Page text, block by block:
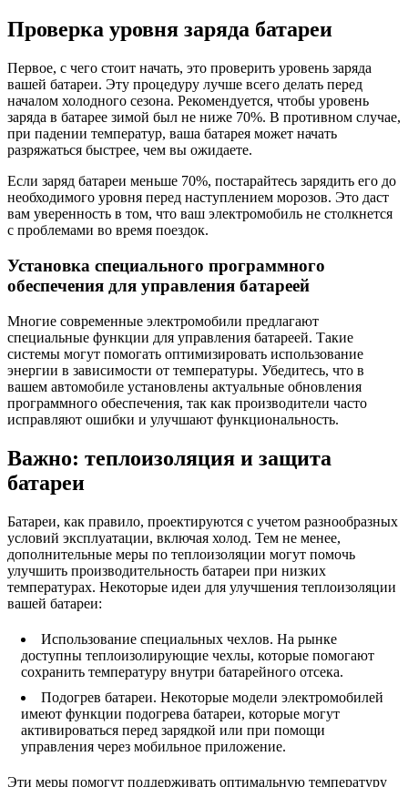
Проверка уровня заряда батареи
Первое, с чего стоит начать, это проверить уровень заряда
вашей батареи. Эту процедуру лучше всего делать перед
началом холодного сезона. Рекомендуется, чтобы уровень
заряда в батарее зимой был не ниже 70%. В противном случае,
при падении температур, ваша батарея может начать
разряжаться быстрее, чем вы ожидаете.
Если заряд батареи меньше 70%, постарайтесь зарядить его до
необходимого уровня перед наступлением морозов. Это даст
вам уверенность в том, что ваш электромобиль не столкнется
с проблемами во время поездок.
Установка специального программного
обеспечения для управления батареей
Многие современные электромобили предлагают
специальные функции для управления батареей. Такие
системы могут помогать оптимизировать использование
энергии в зависимости от температуры. Убедитесь, что в
вашем автомобиле установлены актуальные обновления
программного обеспечения, так как производители часто
исправляют ошибки и улучшают функциональность.
Важно: теплоизоляция и защита
батареи
Батареи, как правило, проектируются с учетом разнообразных
условий эксплуатации, включая холод. Тем не менее,
дополнительные меры по теплоизоляции могут помочь
улучшить производительность батареи при низких
температурах. Некоторые идеи для улучшения теплоизоляции
вашей батареи:
Использование специальных чехлов. На рынке
доступны теплоизолирующие чехлы, которые помогают
сохранить температуру внутри батарейного отсека.
Подогрев батареи. Некоторые модели электромобилей
имеют функции подогрева батареи, которые могут
активироваться перед зарядкой или при помощи
управления через мобильное приложение.
Эти меры помогут поддерживать оптимальную температуру